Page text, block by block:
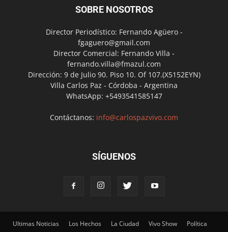
SOBRE NOSOTROS
Director Periodístico: Fernando Agüero -
fgaguero@gmail.com
Director Comercial: Fernando Villa -
fernando.villa@fmazul.com
Dirección: 9 de Julio 90. Piso 10. Of 107.(X5152EYN)
Villa Carlos Paz - Córdoba - Argentina
WhatsApp: +5493541585147
Contáctanos: info@carlospazvivo.com
SÍGUENOS
Ultimas Noticias Los Hechos La Ciudad Vivo Show
Política